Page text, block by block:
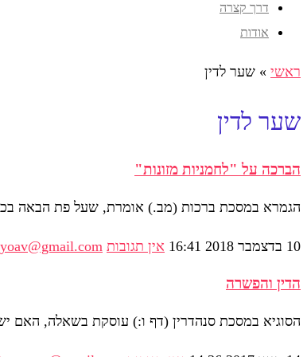
דרך קצרה
אודות
ראשי » שער לדין
שער לדין
הברכה על "לחמניות מזונות"
הגמרא במסכת ברכות (מב.) אומרת, שעל פת הבאה
10 בדצמבר 2018 16:41 אין תגובות
הדין והפשרה
הסוגיא במסכת סנהדרין (דף ו:) עוסקת בשאלה, האם